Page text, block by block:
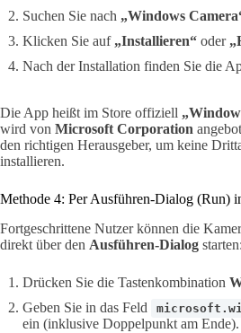
Suchen Sie nach „Windows
Klicken Sie auf „Installieren“ oder
Nach der Installation finden Sie die
Die App heißt im Store offiziell
wird von Microsoft Corporation
den richtigen Herausgeber, um keine
installieren.
Methode 4: Per Ausführen-Dialog (Run)
Fortgeschrittene Nutzer können die
direkt über den Ausführen-Dialog starten:
Drücken Sie die Tastenkombination
Geben Sie in das Feld
ein (inklusive Doppelpunkt am Ende).